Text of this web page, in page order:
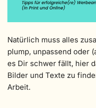
Natürlich muss alles
plump, unpassend oder
es Dir schwer fällt, hier
Bilder und Texte zu
Arbeit.